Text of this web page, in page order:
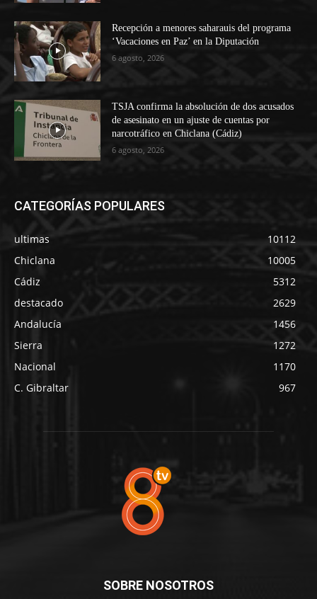
Recepción a menores saharauis del programa
‘Vacaciones en Paz’ en la Diputación
6 agosto, 2026
TSJA confirma la absolución de dos acusados
de asesinato en un ajuste de cuentas por
narcotráfico en Chiclana (Cádiz)
6 agosto, 2026
CATEGORÍAS POPULARES
ultimas
10112
Chiclana
10005
Cádiz
5312
destacado
2629
Andalucía
1456
Sierra
1272
Nacional
1170
C. Gibraltar
967
SOBRE NOSOTROS